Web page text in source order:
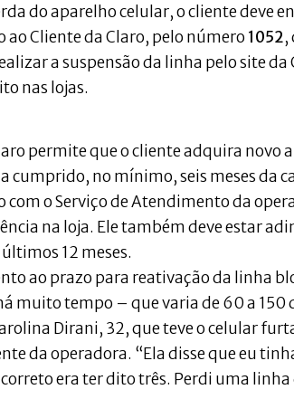
do aparelho celular, o cliente deve
ao Cliente da Claro, pelo número 1052,
a suspensão da linha pelo site da
nas lojas.
permite que o cliente adquira novo
cumprido, no mínimo, seis meses da
com o Serviço de Atendimento da
na loja. Ele também deve estar
12 meses.
ao prazo para reativação da linha
muito tempo – que varia de 60 a 150
Dirani, 32, que teve o celular
da operadora. “Ela disse que eu
era ter dito três. Perdi uma linha